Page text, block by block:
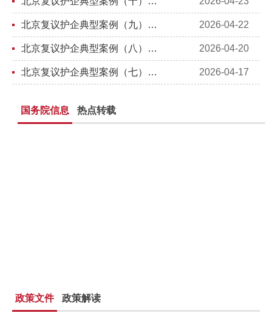
北京复议护企典型案例（九）：违法行为发生在新法前，能适用旧法吗? 2026-04-22
北京复议护企典型案例（八）：依法调解，能降低罚款额吗？ 2026-04-20
北京复议护企典型案例（七）：如何认定企业违法行为轻微并及时改正？ 2026-04-17
国务院信息 热点转载
政策文件 政策解读